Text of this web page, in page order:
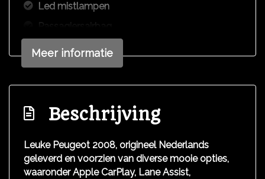
Led mistlampen
Passagiersairbag
Rijstrooksensor met correctie
Zij airbag(s) voor
Buitenspiegels elektrisch inklapbaar
Buitenspiegels elektrisch verstel- en
verwarmbaar
Buitenspiegels in carrosseriekleur
Meer informatie
Beschrijving
Leuke Peugeot 2008, origineel Nederlands
geleverd en voorzien van diverse mooie opties,
waaronder Apple CarPlay, Lane Assist,